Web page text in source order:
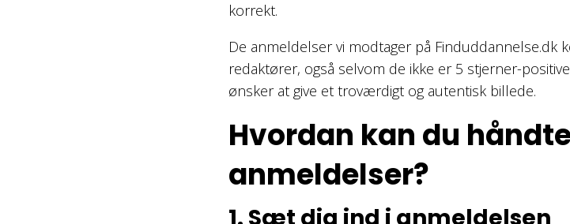
korrekt.
De anmeldelser vi modtager på Finduddannelse.dk
redaktører, også selvom de ikke er 5 stjerner-
ønsker at give et troværdigt og autentisk billede.
Hvordan kan du
anmeldelser?